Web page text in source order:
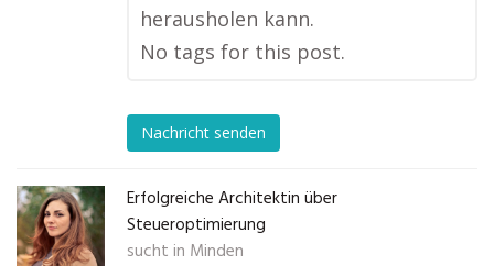
herausholen kann.
No tags for this post.
Nachricht senden
Erfolgreiche Architektin über
Steueroptimierung
sucht in Minden